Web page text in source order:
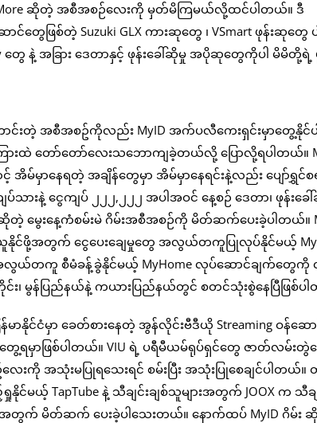
ဆိုတဲ့ အစီအစဉ်လေးကို မှတ်မိကြမယ်လို့ထင်ပါတယ်။ ဒီ
ြစ်တဲ့ Suzuki GLX ကားဆုတွေ ၊ VSmart ဖုန်းဆုတွေ
တွေ နဲ့ အခြား ဒေတာနှင့် ဖုန်းခေါ်ဆိုမှု အပိုဆုတွေကိုပါ မိမိတို့ရဲ့
ာင်းတဲ့ အစီအစဥ်ကိုလည်း MyID အက်ပလီကေးရှင်းမှာတွေ့နိုင်ပ
ားထဲ တော်တော်လေးသဘောကျခဲ့တယ်လို့ ပြောလို့ရပါတယ်။
မ်မှာနေရတဲ့ အချိန်တွေမှာ အိမ်မှာနေရင်းနဲ့လည်း ပျော်ရွှင်
နဲ့ ငွေကျပ် ၂၂၂,၂၂၂ အပါအဝင် နေ့စဉ် ဒေတာ၊ ဖုန်းခေ
ဆိုတဲ့ မွေးနေ့ကံစမ်းမဲ ဂိမ်းအစီအစဉ်ကို မိတ်ဆက်ပေးခဲ့ပါတယ်။
င်ဖို့အတွက် ငွေပေးချေမှုတွေ အလွယ်တကူပြုလုပ်နိုင်မယ့်
ယ်တကူ စီမံခန့်ခွဲနိုင်မယ့် MyHome လုပ်ဆောင်ချက်တွေကို
၊ မွန်ပြည်နယ်နဲ့ ကယားပြည်နယ်တွင် စတင်သုံးစွဲနေပြီဖြစ်ပ
မာနိုင်ငံမှာ ခေတ်စားနေတဲ့ အွန်လိုင်းဗီဒီယို Streaming ဝန်ဆေ
ေ့ရမှာဖြစ်ပါတယ်။ VIU ရဲ့ ပရီမီယမ်ရုပ်ရှင်တွေ ဇာတ်လမ်း
းကို အသုံးမပြုရသေးရင် စမ်းပြီး အသုံးပြုစေချင်ပါတယ်
ယ့် TapTube နဲ့ သီချင်းချစ်သူများအတွက် JOOX က သီခ
တွက် မိတ်ဆက် ပေးခဲ့ပါသေးတယ်။ နောက်ထပ် MyID ဂိမ်း